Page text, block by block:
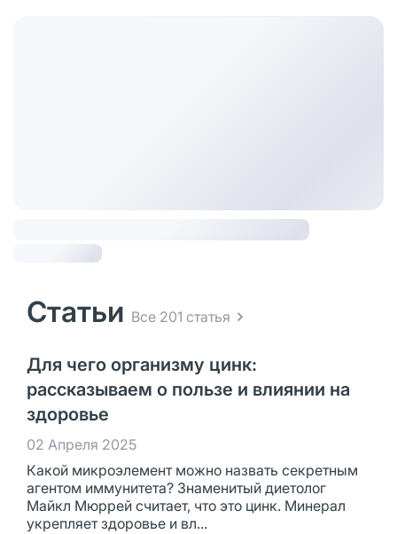
Статьи Все 201 статья
Для чего организму цинк:
рассказываем о пользе и влиянии на
здоровье
02 Апреля 2025
Какой микроэлемент можно назвать секретным
агентом иммунитета? Знаменитый диетолог
Майкл Мюррей считает, что это цинк. Минерал
укрепляет здоровье и вл...